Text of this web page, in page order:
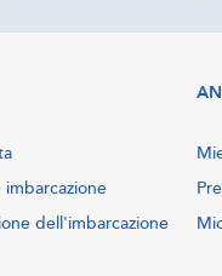
dell'imbarcazione